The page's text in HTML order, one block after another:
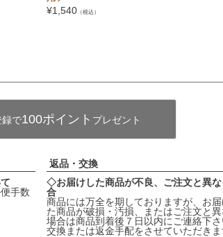
¥1,540 （税込）
録で100ポイント プレゼント
手数
返品・交換
◇お届けした商品が不良、ご注文と異
合
商品には万全を期しておりますが、お届
た商品が破損・汚損、またはご注文と異
場合は商品到着後７日以内にご連絡下さ
交換または返金手配をさせていただきま